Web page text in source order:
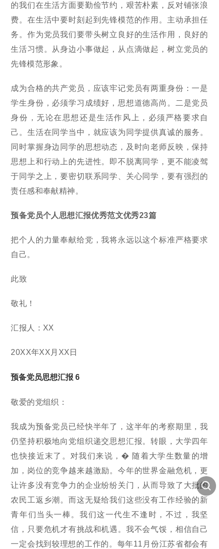
的我们在生活方面要勤俭节约，艰苦朴素，反对铺张浪
费。在生活中要时刻起到先锋模范的作用。主动承担任
务。作为党员我们要带头树立良好的生活作用，良好的
生活习惯。从身边小事做起，从点滴做起，树立党员的
先锋模范形象。
成为合格的共产党员，应该牢记党员有两重身份：一是
学生身份，必须学习成绩好，思想道德高尚。二是党员
身份，无论在思想还是生活作风上，必须严格要求自
己。生活在同学当中，就应该为同学提供真诚的服务。
同时掌握身边同学的思想动态，及时向老师反映，保持
思想上和行动上的先进性。即不脱离同学，更不能凌驾
于同学之上，要密切联系同学、关心同学，要有强烈的
责任感和奉献精神。
预备党员个人思想汇报优秀范文优秀23篇
把个人的力量奉献给党，我将永远以这个标准严格要求
自己。
此致
敬礼！
汇报人：XX
20XX年XX月XX日
预备党员思想汇报 6
敬爱的党组织：
我成为预备党员已经快半年了，这半年的考察期里，我
仍坚持积极地向党组织递交思想汇报。转眼，大学四年
也快接近末了。对我们来说，� 随着大学生数量的增
加，岗位的竞争越来越激励。今年的世界金融危机，更
让许多没有竞争力的企业纷纷关门，从而导致了大批的
农民工返乡潮。而这无疑给我们这些没有工作经验的新
青年们当头一棒。我们这一代生不逢时，不过，我坚
信，只要危机才有挑战和机遇。我不会气馁，相信自己
一定会找到较理想的工作的。每年11月份江苏省都会有